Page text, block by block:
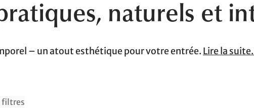
naturels et
– un atout esthétique pour votre entrée. Lire la
filtres